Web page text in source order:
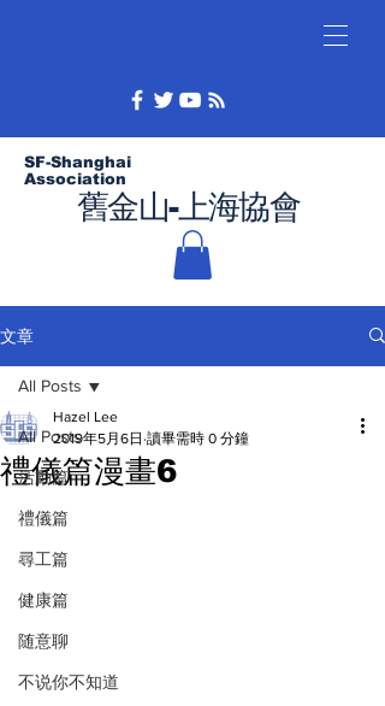
舊金山-上海協會
SF-Shanghai
Association
文章
All Posts
活動篇
禮儀篇
尋工篇
健康篇
随意聊
不说你不知道
All Posts
禮儀篇漫畫6
Hazel Lee
2019年5月6日 讀畢需時 0 分鐘